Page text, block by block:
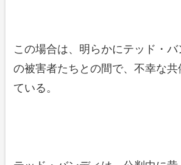
この場合は、明らかにテッド・バ
の被害者たちとの間で、不幸な共
ている。